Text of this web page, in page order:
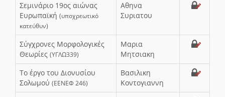
Σεμινάριο 19ος αιώνας
Ευρωπαϊκή (υποχρεωτικό
κατεύθυν)
Αθηνα
Συριατου
Σύγχρονες Μορφολογικές
Θεωρίες (ΥΓΛΩ339)
Μαρια
Μητσιακη
Το έργο του Διονυσίου
Σολωμού (ΕΕΝΕΦ 246)
Βασιλικη
Κοντογιαννη